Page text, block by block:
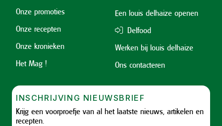
Onze promoties
Onze recepten
Onze kronieken
Het Mag !
Een louis delhaize openen
Delfood
Werken bij louis delhaize
Ons contacteren
INSCHRIJVING NIEUWSBRIEF
Krijg een voorproefje van al het laatste nieuws, artikelen en
recepten.